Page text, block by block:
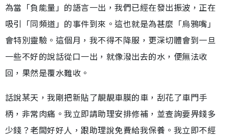
為當「負能量」的語言一出，我們已經在發出振波，正在
吸引「同頻道」的事件到來。這也就是為甚麼「烏鴉嘴」
會特別靈驗。這個月，我不得不降服，更深切體會到一旦
一些不好的說話從口一出，就像潑出去的水，便無法收
回，果然是覆水難收。
話說某天，我剛把新貼了靚靚車膜的車，刮花了車門手
柄，非常肉痛。我立即請助理安排修補，並查詢要畀錢多
少錢？老闆好好人，跟助理說免費給我保養。我立即不經